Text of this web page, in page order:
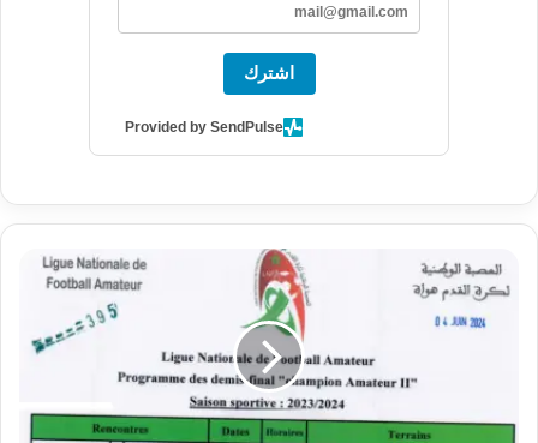
اشترك
Provided by SendPulse
مبارتي
الثاني